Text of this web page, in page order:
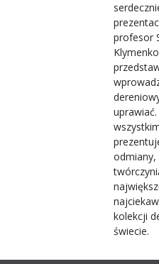
profesor
kolekcji
świecie.